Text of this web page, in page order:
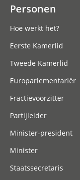
Personen
Hoe werkt het?
Eerste Kamerlid
Tweede Kamerlid
Europarlementariër
Fractievoorzitter
Partijleider
Minister-president
Minister
Staatssecretaris